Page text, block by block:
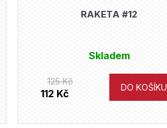
RAKETA #12
Skladem
125 Kč
112 Kč
DO KOŠÍKU